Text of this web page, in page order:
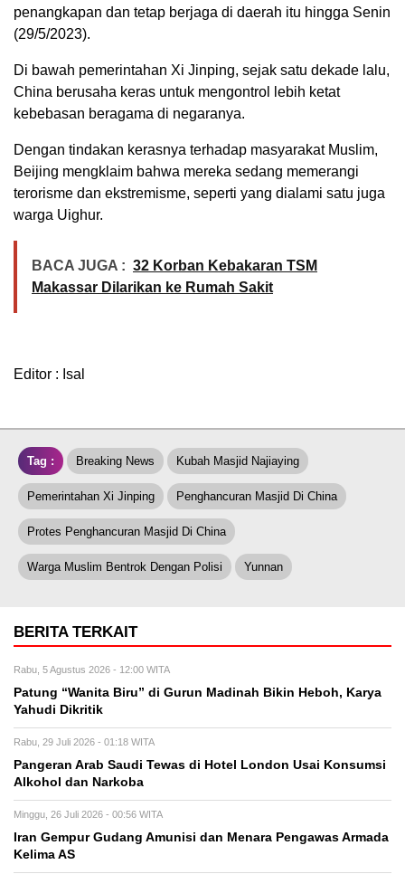
penangkapan dan tetap berjaga di daerah itu hingga Senin
(29/5/2023).
Di bawah pemerintahan Xi Jinping, sejak satu dekade lalu,
China berusaha keras untuk mengontrol lebih ketat
kebebasan beragama di negaranya.
Dengan tindakan kerasnya terhadap masyarakat Muslim,
Beijing mengklaim bahwa mereka sedang memerangi
terorisme dan ekstremisme, seperti yang dialami satu juga
warga Uighur.
BACA JUGA : 32 Korban Kebakaran TSM
Makassar Dilarikan ke Rumah Sakit
Editor : Isal
Tag : Breaking News Kubah Masjid Najiaying
Pemerintahan Xi Jinping Penghancuran Masjid Di China
Protes Penghancuran Masjid Di China
Warga Muslim Bentrok Dengan Polisi Yunnan
BERITA TERKAIT
Rabu, 5 Agustus 2026 - 12:00 WITA
Patung “Wanita Biru” di Gurun Madinah Bikin Heboh, Karya
Yahudi Dikritik
Rabu, 29 Juli 2026 - 01:18 WITA
Pangeran Arab Saudi Tewas di Hotel London Usai Konsumsi
Alkohol dan Narkoba
Minggu, 26 Juli 2026 - 00:56 WITA
Iran Gempur Gudang Amunisi dan Menara Pengawas Armada
Kelima AS